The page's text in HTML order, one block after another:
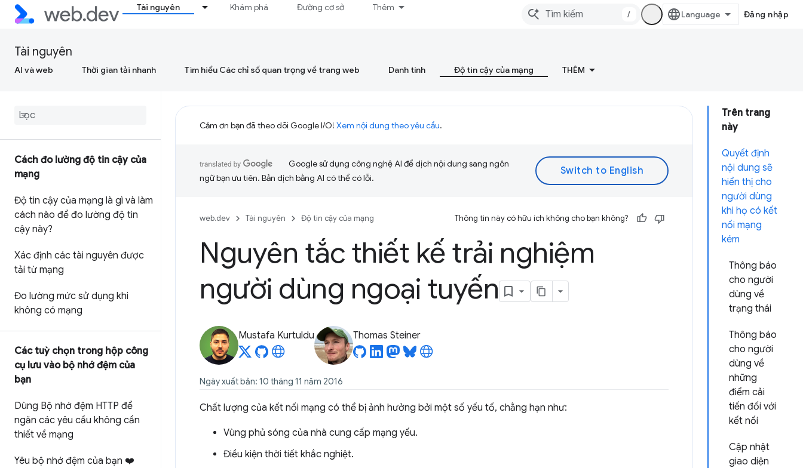
Tài nguyên Khám phá Đường cơ sở Thêm
/ Đăng nhập
Tài nguyên
AI và web Thời gian tải nhanh Tìm hiểu Các chỉ số quan trọng về trang web Danh tính Độ tin cậy của mạng THÊM
Cách đo lường độ tin cậy của
mạng
Độ tin cậy của mạng là gì và làm
cách nào để đo lường độ tin
cậy này?
Xác định các tài nguyên được
tải từ mạng
Đo lường mức sử dụng khi
không có mạng
Các tuỳ chọn trong hộp công
cụ lưu vào bộ nhớ đệm của
bạn
Dùng Bộ nhớ đệm HTTP để
ngăn các yêu cầu không cần
thiết về mạng
Yêu bộ nhớ đệm của bạn ❤️
Trên trang
này
Quyết định
nội dung sẽ
hiển thị cho
người dùng
khi họ có kết
nối mạng
kém
Thông báo
cho người
dùng về
trạng thái
Thông báo
cho người
dùng về
những
điểm cải
tiến đối với
kết nối
Cập nhật
giao diện
Cảm ơn bạn đã theo dõi Google I/O! Xem nội dung theo yêu cầu.
Google sử dụng công nghệ AI để dịch nội dung sang ngôn
ngữ bạn ưu tiên. Bản dịch bằng AI có thể có lỗi.
web.dev Tài nguyên Độ tin cậy của mạng Thông tin này có hữu ích không cho bạn không?
Nguyên tắc thiết kế trải nghiệm
người dùng ngoại tuyến
Mustafa Kurtuldu Thomas Steiner
Ngày xuất bản: 10 tháng 11 năm 2016
Chất lượng của kết nối mạng có thể bị ảnh hưởng bởi một số yếu tố, chẳng hạn như:
Vùng phủ sóng của nhà cung cấp mạng yếu.
Điều kiện thời tiết khắc nghiệt.